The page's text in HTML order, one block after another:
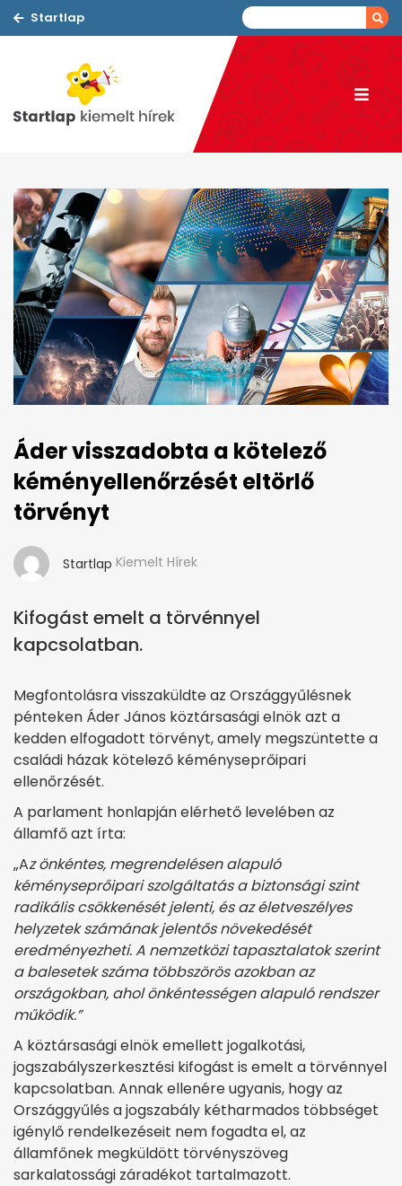
Startlap
Áder visszadobta a kötelező
kéményellenőrzését eltörlő
törvényt
Startlap Kiemelt Hírek
Kifogást emelt a törvénnyel
kapcsolatban.
Megfontolásra visszaküldte az Országgyűlésnek
pénteken Áder János köztársasági elnök azt a
kedden elfogadott törvényt, amely megszüntette a
családi házak kötelező kéményseprőipari
ellenőrzését.
A parlament honlapján elérhető levelében az
államfő azt írta:
„Az önkéntes, megrendelésen alapuló
kéményseprőipari szolgáltatás a biztonsági szint
radikális csökkenését jelenti, és az életveszélyes
helyzetek számának jelentős növekedését
eredményezheti. A nemzetközi tapasztalatok szerint
a balesetek száma többszörös azokban az
országokban, ahol önkéntességen alapuló rendszer
működik.”
A köztársasági elnök emellett jogalkotási,
jogszabályszerkesztési kifogást is emelt a törvénnyel
kapcsolatban. Annak ellenére ugyanis, hogy az
Országgyűlés a jogszabály kétharmados többséget
igénylő rendelkezéseit nem fogadta el, az
államfőnek megküldött törvényszöveg
sarkalatossági záradékot tartalmazott.